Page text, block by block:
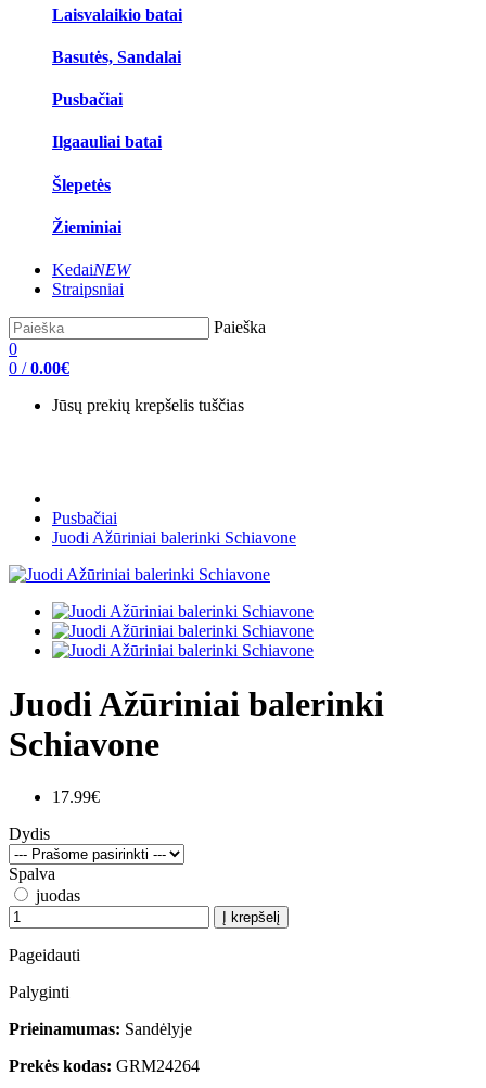
Laisvalaikio batai
Basutės, Sandalai
Pusbačiai
Ilgaauliai batai
Šlepetės
Žieminiai
KedaiNEW
Straipsniai
Paieška
0
0 / 0.00€
Jūsų prekių krepšelis tuščias
Pusbačiai
Juodi Ažūriniai balerinki Schiavone
Juodi Ažūriniai balerinki
Schiavone
17.99€
Dydis
Spalva
juodas
Į krepšelį
Pageidauti
Palyginti
Prieinamumas: Sandėlyje
Prekės kodas: GRM24264